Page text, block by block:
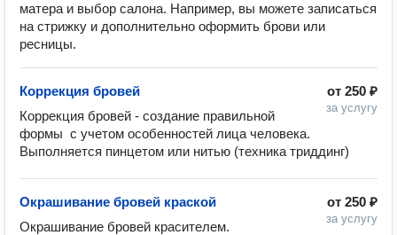
матера и выбор салона. Например, вы можете записаться
на стрижку и дополнительно оформить брови или
ресницы.
от 250 ₽
за услугу
Коррекция бровей
Коррекция бровей - создание правильной
формы  с учетом особенностей лица человека.
Выполняется пинцетом или нитью (техника триддинг)
от 250 ₽
за услугу
Окрашивание бровей краской
Окрашивание бровей красителем.